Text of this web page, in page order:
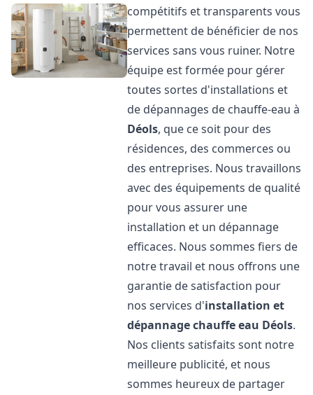
compétitifs et transparents vous
permettent de bénéficier de nos
services sans vous ruiner. Notre
équipe est formée pour gérer
toutes sortes d'installations et
de dépannages de chauffe-eau à
Déols, que ce soit pour des
résidences, des commerces ou
des entreprises. Nous travaillons
avec des équipements de qualité
pour vous assurer une
installation et un dépannage
efficaces. Nous sommes fiers de
notre travail et nous offrons une
garantie de satisfaction pour
nos services d'installation et
dépannage chauffe eau Déols.
Nos clients satisfaits sont notre
meilleure publicité, et nous
sommes heureux de partager